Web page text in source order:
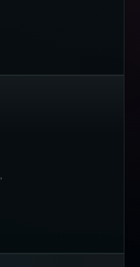
LinkedIn
on Twitter
me on Mastodon